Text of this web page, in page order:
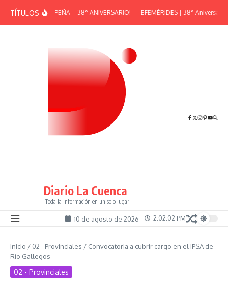
TÍTULOS¡GRAN PEÑA – 38° ANIVERSARIO! EFEMÉRIDES | 38°
Diario La Cuenca
Toda la Información en un solo lugar
10 de agosto de 2026 2:02:02 PM
Inicio / 02 - Provinciales / Convocatoria a cubrir cargo en el IPSA de
Río Gallegos
02 - Provinciales